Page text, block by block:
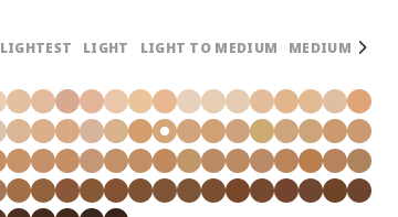
LIGHTEST LIGHT LIGHT TO MEDIUM MEDIUM Next